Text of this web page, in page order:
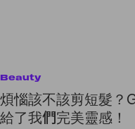
Beauty
煩惱該不該剪短髮？
給了我們完美靈感！